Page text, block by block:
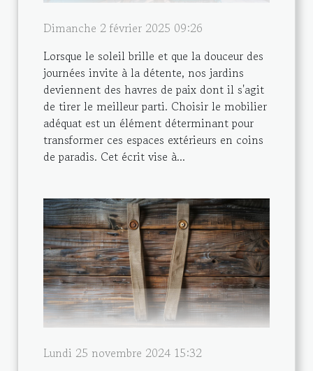
Dimanche 2 février 2025 09:26
Lorsque le soleil brille et que la douceur des
journées invite à la détente, nos jardins
deviennent des havres de paix dont il s'agit
de tirer le meilleur parti. Choisir le mobilier
adéquat est un élément déterminant pour
transformer ces espaces extérieurs en coins
de paradis. Cet écrit vise à...
Lundi 25 novembre 2024 15:32